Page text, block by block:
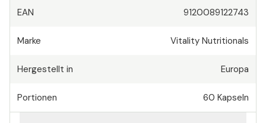
EAN 9120089122743
Marke Vitality Nutritionals
Hergestellt in Europa
Portionen 60 Kapseln